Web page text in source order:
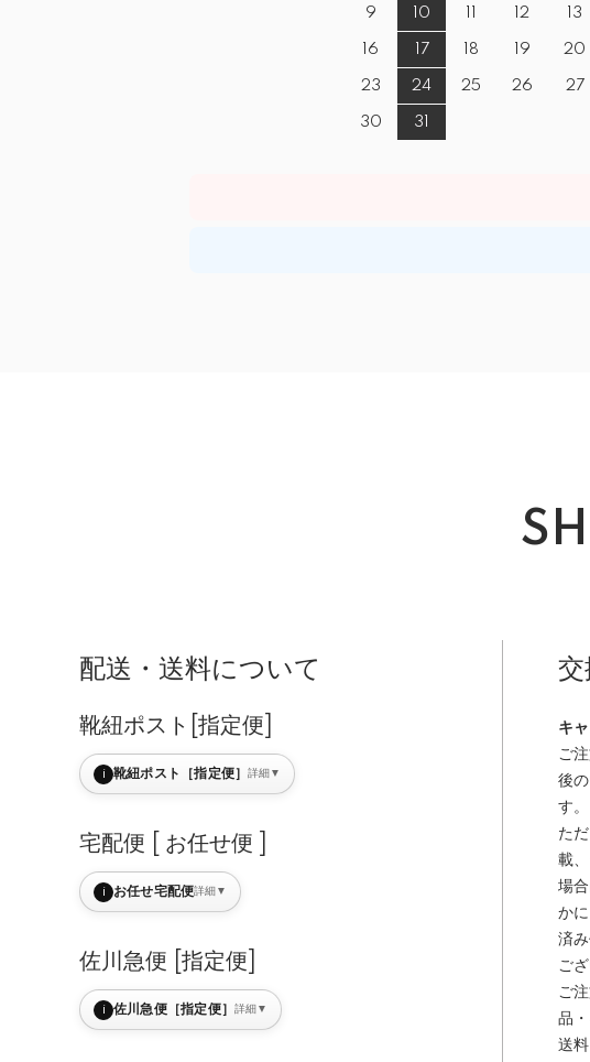
9 10 12 13
16 17 18 19 20
23 24 25 26 27
30 31
配送・送料について
靴紐ポスト[指定便]
i 靴紐ポスト［指定便］詳細▼
宅配便 [ お任せ便 ]
i お任せ宅配便詳細▼
佐川急便 [指定便]
i 佐川急便［指定便］詳細▼
交
キ
ご
後
す。
た
載
場
か
済
ご
ご
品
送